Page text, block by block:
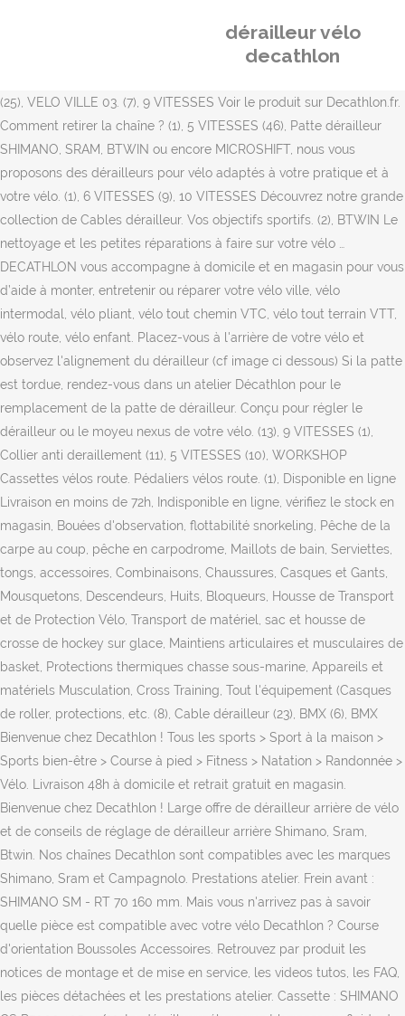
dérailleur vélo
decathlon
(25), VELO VILLE 03. (7), 9 VITESSES Voir le produit sur Decathlon.fr. Comment retirer la chaîne ? (1), 5 VITESSES (46), Patte dérailleur SHIMANO, SRAM, BTWIN ou encore MICROSHIFT, nous vous proposons des dérailleurs pour vélo adaptés à votre pratique et à votre vélo. (1), 6 VITESSES (9), 10 VITESSES Découvrez notre grande collection de Cables dérailleur. Vos objectifs sportifs. (2), BTWIN Le nettoyage et les petites réparations à faire sur votre vélo … DECATHLON vous accompagne à domicile et en magasin pour vous d’aide à monter, entretenir ou réparer votre vélo ville, vélo intermodal, vélo pliant, vélo tout chemin VTC, vélo tout terrain VTT, vélo route, vélo enfant. Placez-vous à l'arrière de votre vélo et observez l'alignement du dérailleur (cf image ci dessous) Si la patte est tordue, rendez-vous dans un atelier Décathlon pour le remplacement de la patte de dérailleur. Conçu pour régler le dérailleur ou le moyeu nexus de votre vélo. (13), 9 VITESSES (1), Collier anti deraillement (11), 5 VITESSES (10), WORKSHOP Cassettes vélos route. Pédaliers vélos route. (1), Disponible en ligne Livraison en moins de 72h, Indisponible en ligne, vérifiez le stock en magasin, Bouées d'observation, flottabilité snorkeling, Pêche de la carpe au coup, pêche en carpodrome, Maillots de bain, Serviettes, tongs, accessoires, Combinaisons, Chaussures, Casques et Gants, Mousquetons, Descendeurs, Huits, Bloqueurs, Housse de Transport et de Protection Vélo, Transport de matériel, sac et housse de crosse de hockey sur glace, Maintiens articulaires et musculaires de basket, Protections thermiques chasse sous-marine, Appareils et matériels Musculation, Cross Training, Tout l'équipement (Casques de roller, protections, etc. (8), Cable dérailleur (23), BMX (6), BMX Bienvenue chez Decathlon ! Tous les sports > Sport à la maison > Sports bien-être > Course à pied > Fitness > Natation > Randonnée > Vélo. Livraison 48h à domicile et retrait gratuit en magasin. Bienvenue chez Decathlon ! Large offre de dérailleur arrière de vélo et de conseils de réglage de dérailleur arrière Shimano, Sram, Btwin. Nos chaînes Decathlon sont compatibles avec les marques Shimano, Sram et Campagnolo. Prestations atelier. Frein avant : SHIMANO SM - RT 70 160 mm. Mais vous n'arrivez pas à savoir quelle pièce est compatible avec votre vélo Decathlon ? Course d'orientation Boussoles Accessoires. Retrouvez par produit les notices de montage et de mise en service, les videos tutos, les FAQ, les pièces détachées et les prestations atelier. Cassette : SHIMANO CS R7000 105 11/32. Le dérailleur vélo permet le passage fluide de vos vitesses. Maintenant que vous avez fait le bon choix, nous allons voir comment retirer votre chaîne actuelle. Bienvenue chez Decathlon ! Pneus vélos route. Ajouter au panier. Bienvenue chez Decathlon ! S : 170mm M : 172,5mm L : 175mm. SPORTS. (2), TACX free shipping above *2999. easy 90 days return. Découvrez notre grande collection de Commandes de vitesse vélo. SHIMANO, SRAM, BTWIN ou encore MICROSHIFT, nous vous proposons des dérailleurs pour vélo adaptés à votre pratique et à votre vélo. (2), SRAM Notices. Entretien. (13), BTWIN Si vous avez un vélo électrique avec moteur au boîtier de pédalier, nous vous conseillons de choisir une chaîne renforcée. (6), SRAM (28), VELO TOUT CHEMIN / VTC de détériorer les performance de changement de Graissez au préalable le câble et l'intérieur de la gaine avant d'utiliser votre vélo pour que qu'ils glissent facilement. Sports canins Canicross Cani-VTT Disc Dog Croquettes. (9), 12 vitesses Course d'orientation Boussoles Accessoires. Une patte tordue provoque un désalignement du dérailleur qui ne peut donc plus assurer correctement sa fonction. (13), ROCKRIDER (1), 6 VITESSES Pour éviter ces difficultés, nous vous proposons ce tutoriel pour vous aider à rajuster votre dérailleur avant. Sort . DÉRAILLEUR ARRIÈRE VÉLO 10/11V. Astuces et conseils pour le réglage de votre dérailleur vélo arrière à découvrir en vidéo ! Comment changer la roue de votre vélo, comment gérer la crevaison et changer votre chambre à air, comment bien nettoyer votre vélo et en prendre soin, ou encore comment régler vos freins ou votre dérailleur. Dérailleurs vélos route. (6), 11 VITESSES Évitez les produits dégraissants qui abîment les plastiques. (66), VELO ROUTE Découvrez notre grande collection de Protège dérailleur. Filtres. Bienvenue chez Decathlon ! Le dérailleur vélo permet le passage fluide de vos vitesses. Filtre . Réglage de dérailleur au prix de ★ 9€ ★ sur Decathlon.be. Tout réinitialiser; Affiner la sélection. Quand on change de vitesse, la chaîne monte ou descend dun cran sur la cassette. manière régulière, nettoyez le dérailleur et lubrifiez toutes les pièces mobiles. Tout réinitialiser. Tous les sports > Vélos Ville > Pièces détachées > Dérailleurs vélos de ville Prix, croissant Pertinence Nom, A à Z Nom, Z à A Prix, croissant Prix, décroissant Découvrez notre grande collection de Dérailleurs avant vélo route. (11), VELO VILLE Decathlon; Tous les sports; Vélo Cyclisme; Dérailleurs Vélo; Derailleur Vélo. Vous avez besoin de changer une pièce pour réparer ou upgrader votre vélo ? Kitesurf Matériel Boardbags et housses Équipement du kitesurfeur Accessoires Accessoires. (6), dérailleur (10), VELO ROUTE Besoin d'aide? Découvrez notre tutoriel pour apprendre à choisir son dérailleur. Frein arrière : SHIMANO SM - RT 70 140 mm. Lire davantage de commentaires Conseil Sport ce sont des conseils et des infos sur tous les sports (ou presque) pour vous aider à débuter ou reprendre une activité physique. (5), BERTIN Nettoyez votre manette de dérailleur à l'eau savonneuse légèrement chaude. (3), 12 vitesses (19), 10 VITESSES (12), 11 VITESSES Entretien. 35,00 $ 1 Avis. Vélo Vélos Vêtements Pièces détachées Accessoires Entretien Par Thème. - Vocabulaire : Cassette. (5), Gaine dérailleur Réglages. Kitesurf Matériel Boardbags et housses Équipement du kitesurfeur Accessoires Accessoires. (2), BIKE ORIGINAL Non disponible en ligne. Fermer le menu des filtres. Nous vous proposons une large gamme de patte de dérailleur compatible avec votre vélo. Vélo Vélos Vêtements Pièces détachées Accessoires Entretien Par Thème. Poids : 8,8kg. Découvrez notre tutoriel pour apprendre à faire vous même la réparation. (7), MICROSHIFT Notre agent virtuel expert va vous aider dans le choix de votre pièce. Commandes vélos route. Pièces détachées. conçu pour les VTT et vélos VTC en transmission 9 vitesses C'est pourquoi nous vous proposons une révision gratuite de votre vélo de route dans les 6 mois suivants l'achat du vélo. ), Gilet d'aide à la flottabilité, vêtements, chausson, Gilet d'aide à la flottabilité, vêtements et chaussons, Réparation matériel de chasse sous-marine, Réparation trottinette et roller en magasin, Réparation tente (arceaux, jonc) en magasin, Entretien réparation Ski / Snowboard en magasin, Réparation matériel equitation en magasin, Réparation stand up paddle et kayak en magasin, Entretien affutage patins à glace en magasin, Réparation produits électronique en magasin. (4), 3 VITESSES Découvrez notre grande collection de Dérailleurs Arrière Vélo. (22), Galet dérailleur DÉRAILLEUR ARRIÈRE SHIMANO ALTUS 9 VITESSES au prix de ★ 20€ ★ sur Decathlon.be. Livraison offerte ! Garanties "> 1 / MONTER SON VELO. dérailleur pignon: 30-34 dents Capacité totale 39T Catégories: R9 , Dérailleur arrière , ROUTE Besoin d'aide? Decathlon B2B Carte Cadeau Personnalisation Entretien et réparation Support technique Application Decathlon Coach Assurance casse vélo Rendez-vous Atelier vélo & DIY Montage à domicile Cours sport et bien-être en ligne Decathlon Partner B2B Vendez votre électricité Le réglage du dérailleur vélo sur un pied d’atelier. Selles et tiges de selles vélos route. (1), SAVOYE Livraison offerte ! Les techniciens de l'Atelier de votre magasin Decathlon sont à votre disposition pour vous aider à changer les pièces de votre vélo. (17), SHIMANO ), Gilet d'aide à la flottabilité, vêtements, chausson, Gilet d'aide à la flottabilité, vêtements et chaussons, Réparation matériel de chasse sous-marine, Réparation trottinette et roller en magasin, Réparation tente (arceaux, jonc) en magasin, Entretien réparation Ski / Snowboard en magasin, Réparation matériel equitation en magasin, Réparation stand up paddle et kayak en magasin, Entretien affutage patins à glace en magasin, Réparation produits électronique en magasin. Un dérailleur avant mal réglé peut engendrer des problèmes dans votre pratique. Réparation. Pédales vélos route. (1), Disponible en ligne Livraison en moins de 72h, Bouées d'observation, flottabilité snorkeling, Pêche de la carpe au coup,